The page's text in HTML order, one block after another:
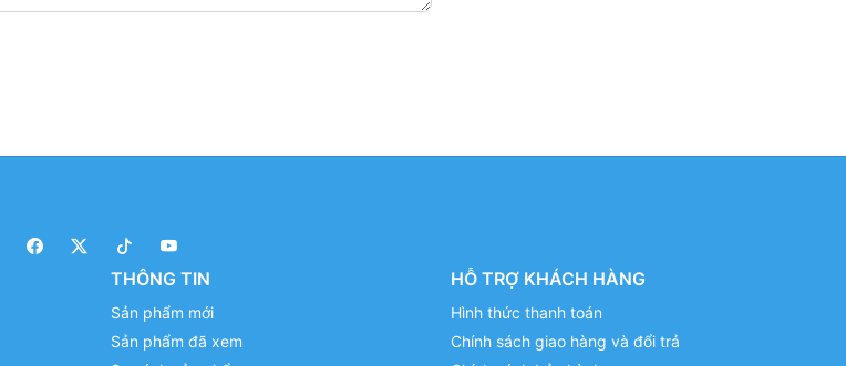
THÔNG TIN
Sản phẩm mới
Sản phẩm đã xem
HỖ TRỢ KHÁCH HÀNG
Hình thức thanh toán
Chính sách giao hàng và đổi trả